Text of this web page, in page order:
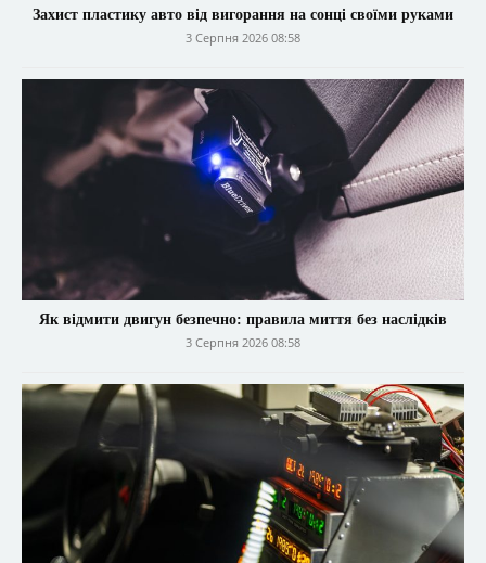
Захист пластику авто від вигорання на сонці своїми руками
3 Серпня 2026 08:58
Як відмити двигун безпечно: правила миття без наслідків
3 Серпня 2026 08:58